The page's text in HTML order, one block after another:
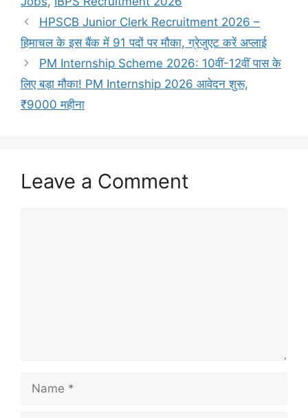
HPSCB Junior Clerk Recruitment 2026 –
हिमाचल के इस बैंक में 91 पदों पर मौका, ग्रेजुएट करें अप्लाई
PM Internship Scheme 2026: 10वीं-12वीं पास के
लिए बड़ा मौका! PM Internship 2026 आवेदन शुरू,
₹9000 महीना
Leave a Comment